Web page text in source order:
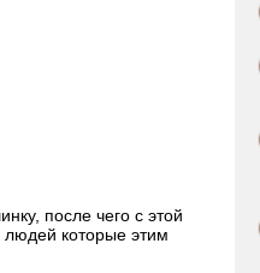
после чего с этой
людей которые этим